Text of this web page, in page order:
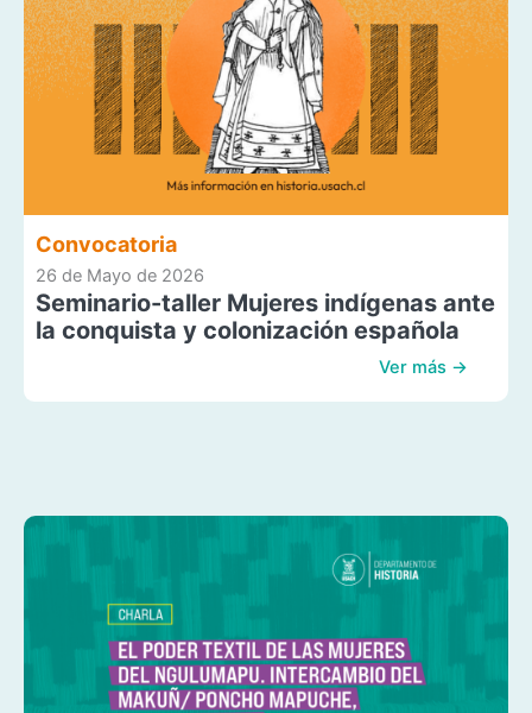
Convocatoria
26 de Mayo de 2026
Seminario-taller Mujeres indígenas ante
la conquista y colonización española
Ver más →